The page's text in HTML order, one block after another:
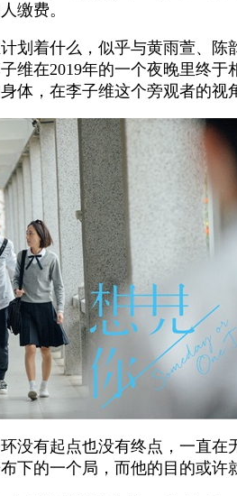
缴费。
着什么，似乎与黄雨萱、
在2019年的一个夜晚里终
，在李子维这个旁观者的视
有起点也没有终点，一直在
的一个局，而他的目的或许